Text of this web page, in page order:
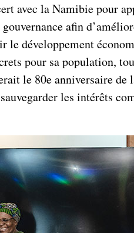
avec la Namibie pour
afin
développement
pour sa population,
le 80e anniversaire
les intérêts